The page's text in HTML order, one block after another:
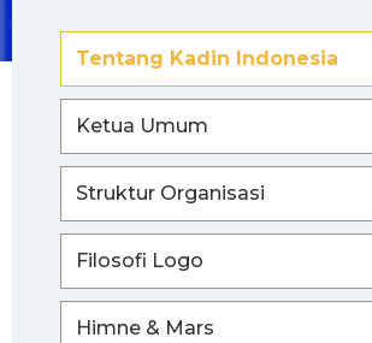
Tentang Kadin Indonesia
Ketua Umum
Struktur Organisasi
Filosofi Logo
Himne & Mars